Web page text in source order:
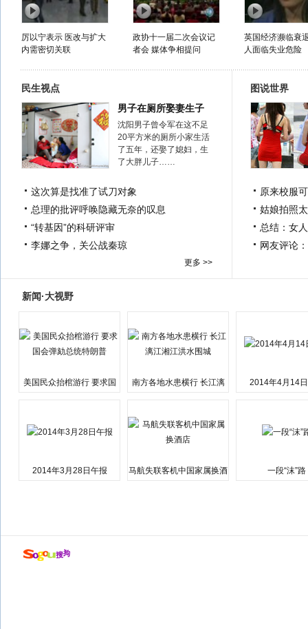
厉以宁表示 医改与扩大
内需密切关联
政协十一届二次会议记
者会 媒体争相提问
英国经济濒临衰
人面临失业危险
民生视点
男子在厕所娶妻生子
沈阳男子曾令军在这不足
20平方米的厕所小家生活
了五年，还娶了媳妇，生
了大胖儿子……
这次算是找准了试刀对象
总理的批评呼唤隐藏无奈的叹息
“转基因”的科研评审
李娜之争，关公战秦琼
更多 >>
图说世界
原来校服
姑娘拍照
总结：女
网友评论
新闻·大视野
美国民众抬棺游行 要求国
南方各地水患横行 长江漓
2014年4月14
2014年3月28日午报
马航失联客机中国家属换酒
一段“沫”路